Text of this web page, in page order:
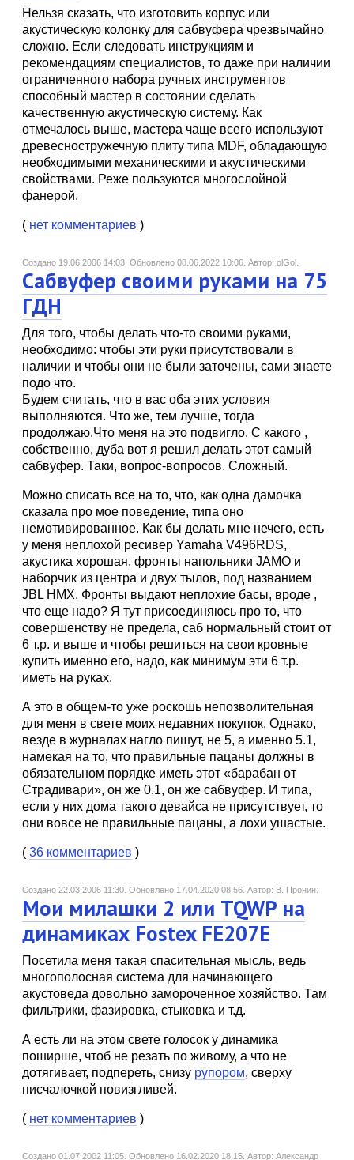
Нельзя сказать, что изготовить корпус или
акустическую колонку для сабвуфера чрезвычайно
сложно. Если следовать инструкциям и
рекомендациям специалистов, то даже при наличии
ограниченного набора ручных инструментов
способный мастер в состоянии сделать
качественную акустическую систему. Как
отмечалось выше, мастера чаще всего используют
древесностружечную плиту типа MDF, обладающую
необходимыми механическими и акустическими
свойствами. Реже пользуются многослойной
фанерой.
( нет комментариев )
Создано 19.06.2006 14:03. Обновлено 08.06.2022 10:06. Автор: olGol.
Сабвуфер своими руками на 75
ГДН
Для того, чтобы делать что-то своими руками,
необходимо: чтобы эти руки присутствовали в
наличии и чтобы они не были заточены, сами знаете
подо что.
Будем считать, что в вас оба этих условия
выполняются. Что же, тем лучше, тогда
продолжаю.Что меня на это подвигло. С какого ,
собственно, дуба вот я решил делать этот самый
сабвуфер. Таки, вопрос-вопросов. Сложный.
Можно списать все на то, что, как одна дамочка
сказала про мое поведение, типа оно
немотивированное. Как бы делать мне нечего, есть
у меня неплохой ресивер Yamaha V496RDS,
акустика хорошая, фронты напольники JAMO и
наборчик из центра и двух тылов, под названием
JBL HMX. Фронты выдают неплохие басы, вроде ,
что еще надо? Я тут присоединяюсь про то, что
совершенству не предела, саб нормальный стоит от
6 т.р. и выше и чтобы решиться на свои кровные
купить именно его, надо, как минимум эти 6 т.р.
иметь на руках.
А это в общем-то уже роскошь непозволительная
для меня в свете моих недавних покупок. Однако,
везде в журналах нагло пишут, не 5, а именно 5.1,
намекая на то, что правильные пацаны должны в
обязательном порядке иметь этот «барабан от
Страдивари», он же 0.1, он же сабвуфер. И типа,
если у них дома такого девайса не присутствует, то
они вовсе не правильные пацаны, а лохи ушастые.
( 36 комментариев )
Создано 22.03.2006 11:30. Обновлено 17.04.2020 08:56. Автор: В. Пронин.
Мои милашки 2 или TQWP на
динамиках Fostex FE207E
Посетила меня такая спасительная мысль, ведь
многополосная система для начинающего
акустоведа довольно замороченное хозяйство. Там
фильтрики, фазировка, стыковка и т.д.
А есть ли на этом свете голосок у динамика
поширше, чтоб не резать по живому, а что не
дотягивает, подпереть, снизу рупором, сверху
писчалочкой повизгливей.
( нет комментариев )
Создано 01.07.2002 11:05. Обновлено 16.02.2020 18:15. Автор: Александр